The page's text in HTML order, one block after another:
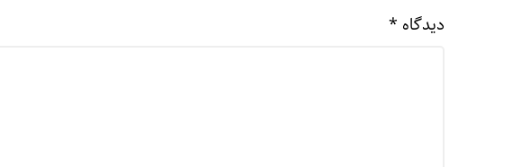
دیدگاه *